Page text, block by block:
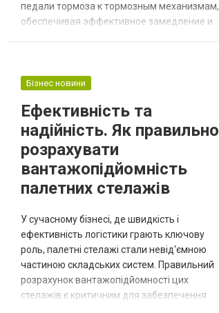
педали тормоза к тормозным механизмам,
обеспечивая эффективное замедление и
может привести к серьёзным проблемам
автомобиля в целом. Интернет-магазин
автозапчастей Parts...
Бізнес новини
Ефективність та
надійність. Як правильно
розрахувати
вантажопідйомність
палетних стелажів
У сучасному бізнесі, де швидкість і
ефективність логістики грають ключову
роль, палетні стелажі стали невід'ємною
частиною складських систем. Правильний
розрахунок вантажопідйомності цих
стелажів є критичним для забезпечення